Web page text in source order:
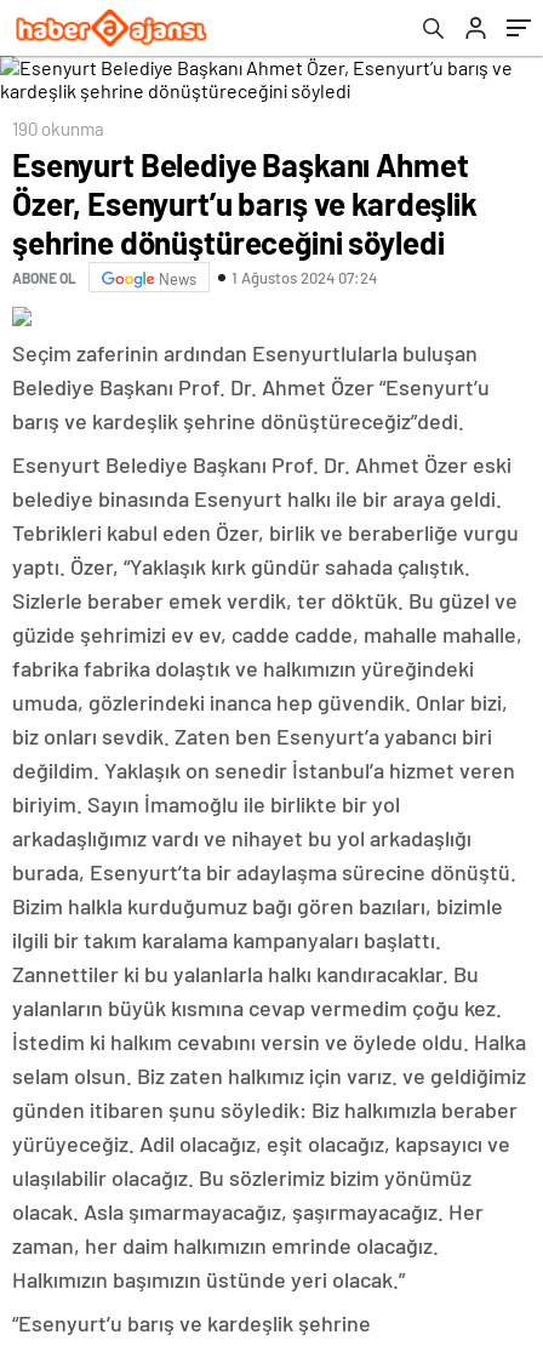
dönüştüreceğini söyledi
190 okunma
Esenyurt Belediye Başkanı Ahmet
Özer, Esenyurt’u barış ve kardeşlik
şehrine dönüştüreceğini söyledi
ABONE OL News 1 Ağustos 2024 07:24
Seçim zaferinin ardından Esenyurtlularla buluşan
Belediye Başkanı Prof. Dr. Ahmet Özer “Esenyurt’u
barış ve kardeşlik şehrine dönüştüreceğiz”dedi.
Esenyurt Belediye Başkanı Prof. Dr. Ahmet Özer eski
belediye binasında Esenyurt halkı ile bir araya geldi.
Tebrikleri kabul eden Özer, birlik ve beraberliğe vurgu
yaptı. Özer, “Yaklaşık kırk gündür sahada çalıştık.
Sizlerle beraber emek verdik, ter döktük. Bu güzel ve
güzide şehrimizi ev ev, cadde cadde, mahalle mahalle,
fabrika fabrika dolaştık ve halkımızın yüreğindeki
umuda, gözlerindeki inanca hep güvendik. Onlar bizi,
biz onları sevdik. Zaten ben Esenyurt’a yabancı biri
değildim. Yaklaşık on senedir İstanbul’a hizmet veren
biriyim. Sayın İmamoğlu ile birlikte bir yol
arkadaşlığımız vardı ve nihayet bu yol arkadaşlığı
burada, Esenyurt’ta bir adaylaşma sürecine dönüştü.
Bizim halkla kurduğumuz bağı gören bazıları, bizimle
ilgili bir takım karalama kampanyaları başlattı.
Zannettiler ki bu yalanlarla halkı kandıracaklar. Bu
yalanların büyük kısmına cevap vermedim çoğu kez.
İstedim ki halkım cevabını versin ve öylede oldu. Halka
selam olsun. Biz zaten halkımız için varız. ve geldiğimiz
günden itibaren şunu söyledik: Biz halkımızla beraber
yürüyeceğiz. Adil olacağız, eşit olacağız, kapsayıcı ve
ulaşılabilir olacağız. Bu sözlerimiz bizim yönümüz
olacak. Asla şımarmayacağız, şaşırmayacağız. Her
zaman, her daim halkımızın emrinde olacağız.
Halkımızın başımızın üstünde yeri olacak.”
“Esenyurt’u barış ve kardeşlik şehrine